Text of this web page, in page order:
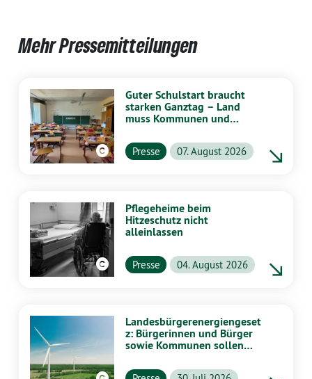
Mehr Pressemitteilungen
Guter Schulstart braucht
starken Ganztag – Land
muss Kommunen und
unterstützen
Presse 07. August 2026
Pflegeheime beim
Hitzeschutz nicht
alleinlassen
Presse 04. August 2026
Landesbürgerenergiengeset
z: Bürgerinnen und Bürger
sowie Kommunen sollen
profitieren